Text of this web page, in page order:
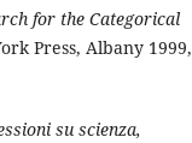
for the Categorical
Press, Albany 1999,
su scienza,